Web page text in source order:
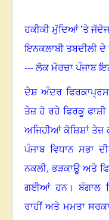
ਹਕੀਕੀ ਮੁੱਦਿਆਂ ’ਤੇ
ਇਨਕਲਾਬੀ ਤਬਦੀਲੀ ਦੇ
---ਲੋਕ ਮੋਰਚਾ ਪੰਜਾਬ
ਦੇਸ਼ ਅੰਦਰ
ਤੇਜ਼ ਹੋ ਰਹੇ ਫਿਰਕੂ
ਅਜਿਹੀਆਂ ਕੋਸ਼ਿਸ਼ਾਂ ਤੇਜ਼
ਪੰਜਾਬ ਵਿਧਾਨ ਸਭਾ
ਨਕਲੀ,ਭੜਕਾਊ ਅਤੇ
ਗਈਆਂ ਹਨ।ਬੰਗਾਲ
ਰਾਹੀਂ ਅਤੇ ਮਮਤਾ